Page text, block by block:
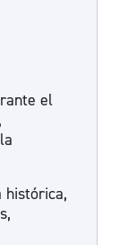
el
histórica,